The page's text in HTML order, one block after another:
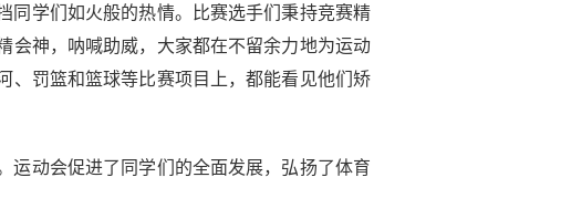
同学们如火般的热情。比赛选手们秉持竞赛精
会神，呐喊助威，大家都在不留余力地为运动
、罚篮和篮球等比赛项目上，都能看见他们矫
运动会促进了同学们的全面发展，弘扬了体育